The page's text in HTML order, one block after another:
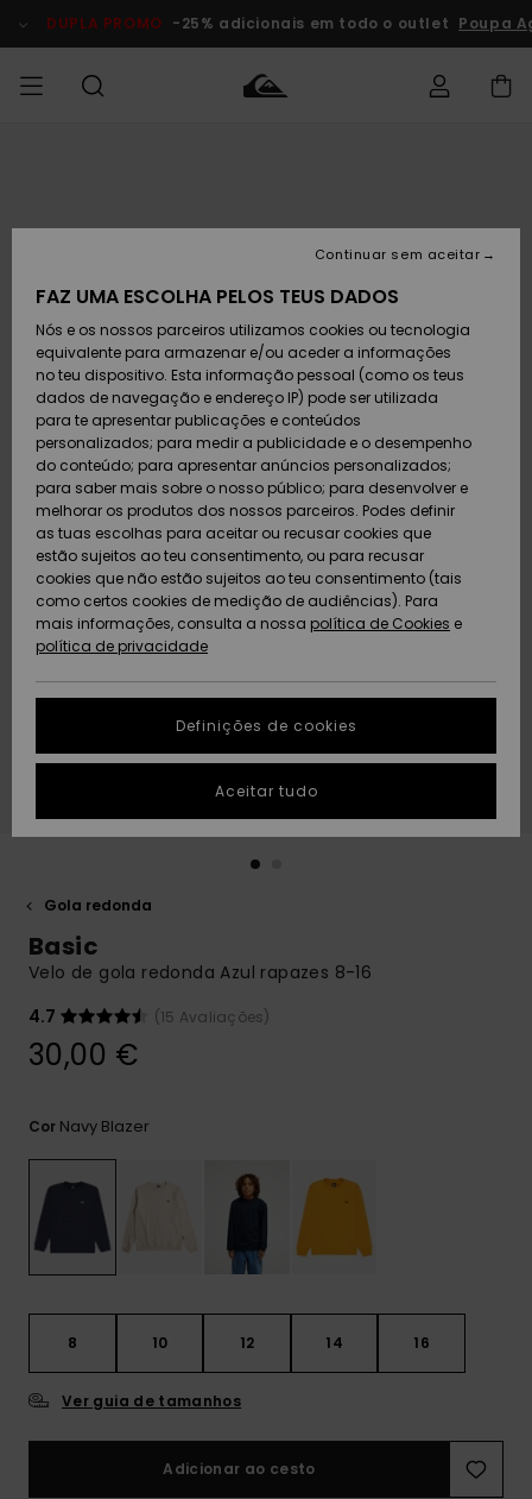
do
DUPLA PROMO -25% adicionais em todo o outlet Poupa
Calçado e
chinelos
Surfe/água
Snow
Artigos
recém-
chegados
Coleções
MENINO
Calçado e
chinelos
Surfe/água
Neve
Artigos
recém-
chegados
Highlights
MULHER
chegados
Highlights
Snow
SURF
Crianças
Highlights
Community
SNOW
Artigos
Criança
Snow Shop
Feminino
Highlights
Community
DUPLA
PROMO
Criança
Outlet
Mulher
AJUDA
Devoluções
Pagamento
Cartão
presente
Quiksilver
Freedom
Protecção de
dados
Guia de
tamanhos
conversa para
obteres a
resposta mais
rápida à tua
respostas
para as
Consultar
as FAQ
SUSTAINABILITY
PRESENTE
DESEJO
Gola redonda
Basic
Velo de gola redonda Azul rapazes 8-16
4.7
(15 Avaliações)
30,00 €
Cor Navy Blazer
8 10 12 14 16
Ver guia de tamanhos
Adicionar ao cesto
FAZ UMA ESCOLHA PELOS TEUS DADOS
Nós e os nossos parceiros utilizamos cookies ou tecnologia
equivalente para armazenar e/ou aceder a informações
no teu dispositivo. Esta informação pessoal (como os teus
dados de navegação e endereço IP) pode ser utilizada
para te apresentar publicações e conteúdos
personalizados; para medir a publicidade e o desempenho
do conteúdo; para apresentar anúncios personalizados;
para saber mais sobre o nosso público; para desenvolver e
melhorar os produtos dos nossos parceiros. Podes definir
as tuas escolhas para aceitar ou recusar cookies que
estão sujeitos ao teu consentimento, ou para recusar
cookies que não estão sujeitos ao teu consentimento (tais
como certos cookies de medição de audiências). Para
mais informações, consulta a nossa política de Cookies e
política de privacidade
Definições de cookies
Continuar sem aceitar
Aceitar tudo